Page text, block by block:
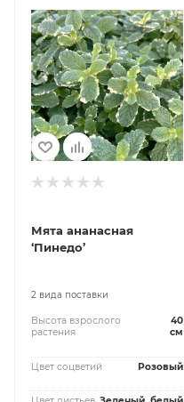
Мята ананасная
‘Пинедо’
2 вида поставки
Высота взрослого
растения
40
см
Цвет соцветий Розовый